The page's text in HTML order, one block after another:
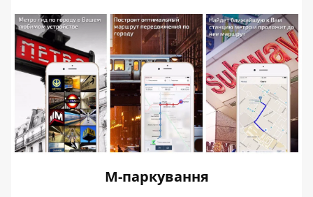
М-паркування